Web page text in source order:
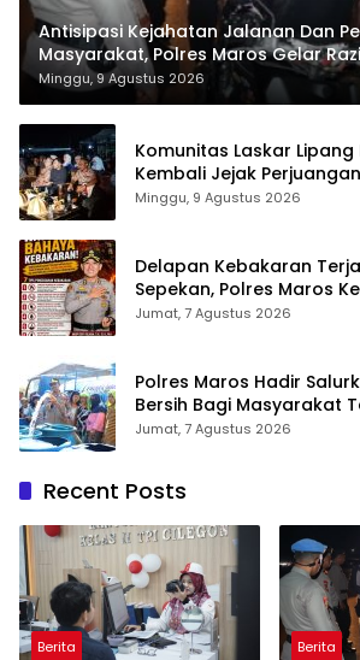
Antisipasi Kejahatan Jalanan Dan
Masyarakat, Polres Maros Gelar
Kondusif
Minggu, 9 Agustus 2026
Komunitas Laskar
Kembali Jejak
Daeng Romo, Wabup
Minggu, 9 Agustus 2026
Delapan Kebakaran
Sepekan, Polres Maros
kepada Masyarakat
Jumat, 7 Agustus 2026
Polres Maros Hadir
Bersih Bagi Masyarakat
Air Bersih Di Maros
Jumat, 7 Agustus 2026
Recent Posts
Berita Berita